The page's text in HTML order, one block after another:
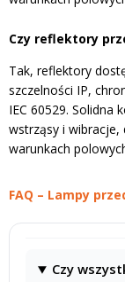
Czy reflektory
Tak, reflektory
szczelności IP,
IEC 60529. Solidna
wstrząsy i wibracje,
warunkach
FAQ – Lampy
Czy